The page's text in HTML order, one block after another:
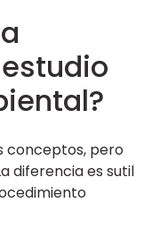
conceptos, pero
diferencia es sutil